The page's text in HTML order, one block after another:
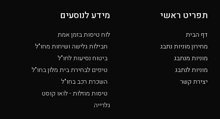
תפריט ראשי
דף הבית
מחירון מוניות נתבג
מוניות מנתבג
מוניות לנתבג
יצירת קשר
מידע לנוסעים
לוח טיסות בזמן אמת
חבילות גלישה ושיחות מחו"ל
ביטוח נסיעות לחו"ל
טיפים לבחירת בית מלון בחו"ל
השכרת רכב בחו"ל
טיסות מוזלות - לואו קוסט
גלרייה